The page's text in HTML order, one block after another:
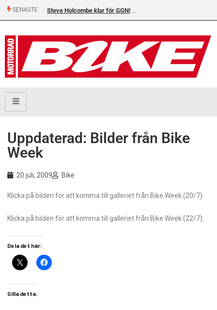
SENASTE Steve Holcombe klar för GGN!
Uppdaterad: Bilder från Bike
Week
20 juli, 2009 Bike
Klicka på bilden för att komma till galleriet från Bike Week (20/7).
Klicka på bilden för att komma till galleriet från Bike Week (22/7).
Dela det här:
Gilla detta: